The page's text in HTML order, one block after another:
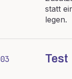
statt
legen.
03 Test